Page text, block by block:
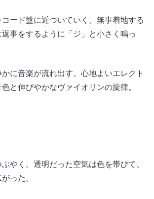
ード盤に近づいていく。無事着地する
事をするように「ジ」と小さく鳴っ
に音楽が流れ出す。心地よいエレクト
と伸びやかなヴァイオリンの旋律。
やく。透明だった空気は色を帯びて、
った。